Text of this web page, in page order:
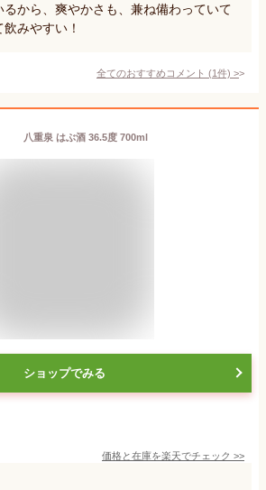
るから、爽やかさも、兼ね備わっていて
飲みやすい！
全てのおすすめコメント (1件) >
八重泉 はぶ酒 36.5度 700ml
ショップでみる
価格と在庫を楽天でチェック >>